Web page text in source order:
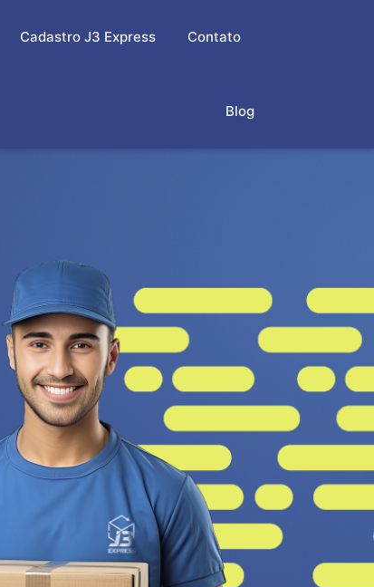
Cadastro J3 Express Contato
Blog